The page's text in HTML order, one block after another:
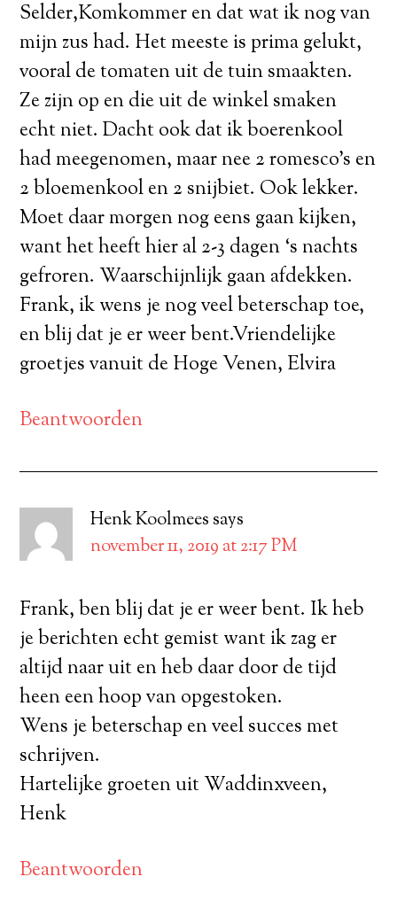
Selder,Komkommer en dat wat ik nog van
mijn zus had. Het meeste is prima gelukt,
vooral de tomaten uit de tuin smaakten.
Ze zijn op en die uit de winkel smaken
echt niet. Dacht ook dat ik boerenkool
had meegenomen, maar nee 2 romesco’s en
2 bloemenkool en 2 snijbiet. Ook lekker.
Moet daar morgen nog eens gaan kijken,
want het heeft hier al 2-3 dagen ‘s nachts
gefroren. Waarschijnlijk gaan afdekken.
Frank, ik wens je nog veel beterschap toe,
en blij dat je er weer bent.Vriendelijke
groetjes vanuit de Hoge Venen, Elvira
Beantwoorden
Henk Koolmees says
november 11, 2019 at 2:17 PM
Frank, ben blij dat je er weer bent. Ik heb
je berichten echt gemist want ik zag er
altijd naar uit en heb daar door de tijd
heen een hoop van opgestoken.
Wens je beterschap en veel succes met
schrijven.
Hartelijke groeten uit Waddinxveen,
Henk
Beantwoorden